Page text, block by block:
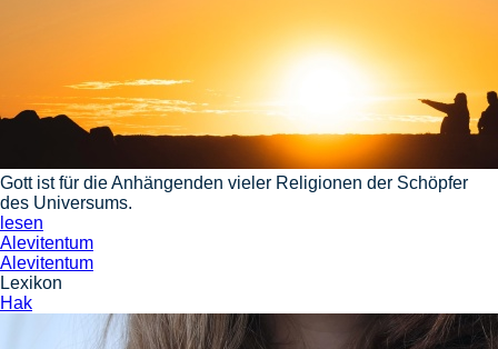
Gott ist für die Anhängenden vieler Religionen der Schöpfer
des Universums.
lesen
Alevitentum
Alevitentum
Lexikon
Hak